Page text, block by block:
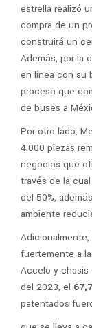
estrella realizó
compra de un
construirá un
Además, por la
en línea con su
proceso que
de buses a
Por otro lado,
4.000 piezas
negocios que
través de la
del 50%,
ambiente
fuertemente a
Accelo y chasis
del 2023, el
patentados